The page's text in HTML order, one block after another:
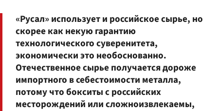
«Русал» использует и российское сырье, но
скорее как некую гарантию
технологического суверенитета,
экономически это необоснованно.
Отечественное сырье получается дороже
импортного в себестоимости металла,
потому что бокситы с российских
месторождений или сложноизвлекаемы,